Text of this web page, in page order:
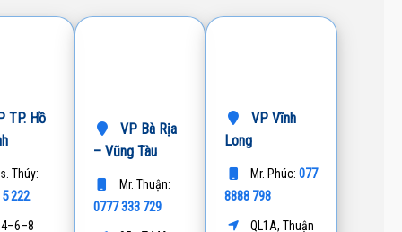
TP. Hồ
Thúy:
222
VP Bà Rịa
– Vũng Tàu
Mr. Thuận:
0777 333 729
VP Vĩnh
Long
Mr. Phúc:077
8888 798
QL1A, Thuận